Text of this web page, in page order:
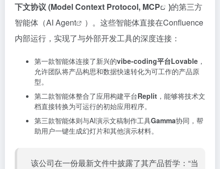
下文协议 (Model Context Protocol, MCP )的第三方
智能体（AI Agent
）。这些智能体直接在Confluence
内部运行，实现了与外部开发工具的深度连接：
第一款智能体连接了新兴的vibe-coding平台Lovable ，
允许团队将产品构思和数据快速转化为可工作的产品原
型。
第二款智能体整合了应用构建平台Replit ，能够将技术文
档直接转换为可运行的初始应用程序。
第三款智能体则与AI演示文稿制作工具Gamma协同，帮
助用户一键生成幻灯片和其他演示材料。
该公司在一份最新文件中披露了其产品哲学：“当